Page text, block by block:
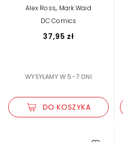
Alex Ross, Mark Waid
DC Comics
37,95 zł
WYSYŁAMY W 5-7 DNI
DO KOSZYKA